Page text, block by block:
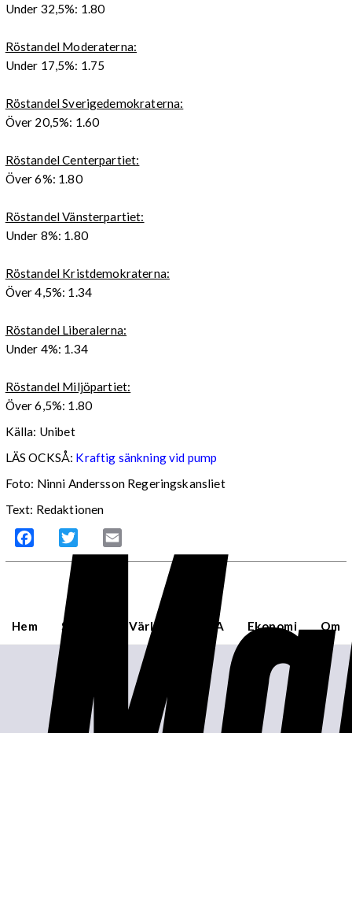
Under 32,5%: 1.80
Röstandel Moderaterna:
Under 17,5%: 1.75
Röstandel Sverigedemokraterna:
Över 20,5%: 1.60
Röstandel Centerpartiet:
Över 6%: 1.80
Röstandel Vänsterpartiet:
Under 8%: 1.80
Röstandel Kristdemokraterna:
Över 4,5%: 1.34
Röstandel Liberalerna:
Under 4%: 1.34
Röstandel Miljöpartiet:
Över 6,5%: 1.80
Källa: Unibet
LÄS OCKSÅ: Kraftig sänkning vid pump
Foto: Ninni Andersson Regeringskansliet
Text: Redaktionen
Facebook Twitter
Hem Sverige Världen USA Ekonomi Om